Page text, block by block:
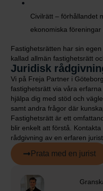
Civilrätt – förhållandet
ekonomiska föreningar
Fastighetsrätten har sin
kallad allmän fastighetsrätt
Juridisk
Vi på Freja Partner i
fastighetsrätt via våra
hjälpa dig med stöd och
samt andra frågor där
Fastighetsrätt är ett
blir enkelt att förstå.
rådgivning av en erfaren jurist.
Prata med en jurist